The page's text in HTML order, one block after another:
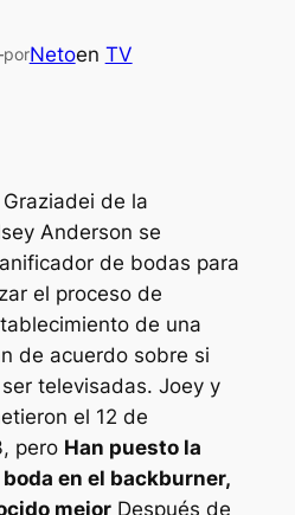
porNetoen TV
de la
Anderson se
de bodas para
el proceso de
de una
de acuerdo sobre si
televisadas. Joey y
el 12 de
pero Han puesto la
en el backburner,
mejorDespués de